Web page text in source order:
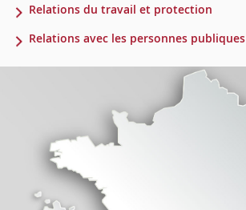
Relations du travail et protection
Relations avec les personnes publiques